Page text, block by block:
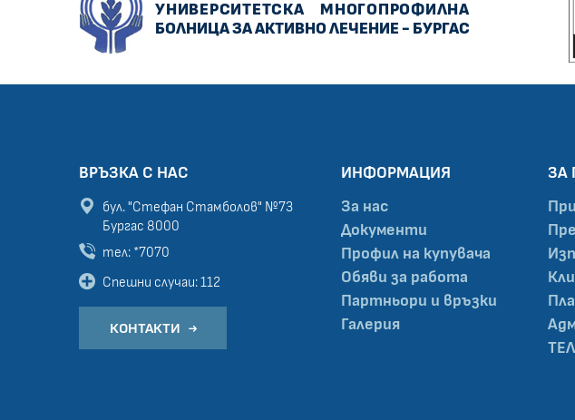
УНИВЕРСИТЕТСКА
МНОГОПРОФИЛНА
БОЛНИЦА ЗА АКТИВНО ЛЕЧЕНИЕ - БУРГАС
ВРЪЗКА С НАС
бул. "Стефан Стамболов" №73
Бургас 8000
тел: *7070
Спешни случаи: 112
КОНТАКТИ
ИНФОРМАЦИЯ
За нас
Документи
Профил на купувача
Обяви за работа
Партньори и връзки
Галерия
ЗА